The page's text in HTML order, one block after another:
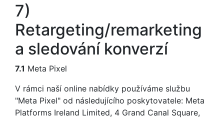
7)
Retargeting/remarketing
a sledování konverzí
7.1 Meta Pixel
V rámci naší online nabídky používáme službu
"Meta Pixel" od následujícího poskytovatele: Meta
Platforms Ireland Limited, 4 Grand Canal Square,